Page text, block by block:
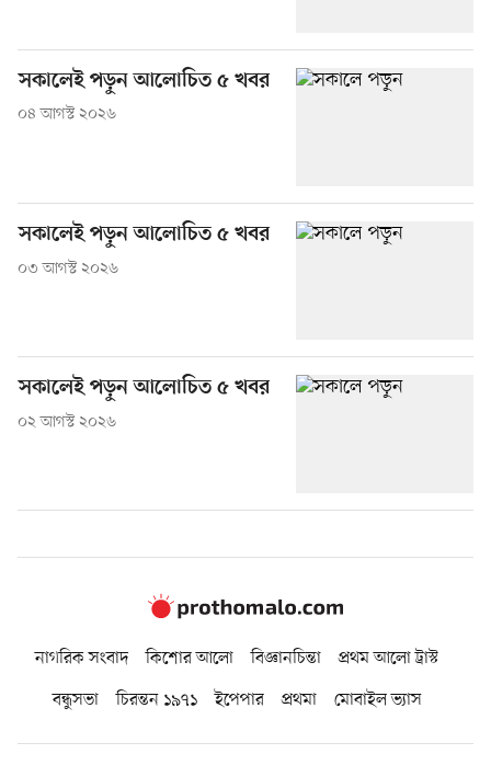
সকালেই পড়ুন আলোচিত ৫ খবর
০৪ আগস্ট ২০২৬
সকালেই পড়ুন আলোচিত ৫ খবর
০৩ আগস্ট ২০২৬
সকালেই পড়ুন আলোচিত ৫ খবর
০২ আগস্ট ২০২৬
নাগরিক সংবাদ কিশোর আলো বিজ্ঞানচিন্তা
প্রথম আলো ট্রাস্ট
বন্ধুসভা
চিরন্তন ১৯৭১ ইপেপার প্রথমা মোবাইল ভ্যাস